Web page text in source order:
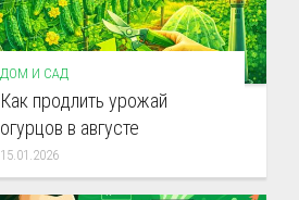
ДОМ И САД
Как продлить урожай
огурцов в августе
15.01.2026